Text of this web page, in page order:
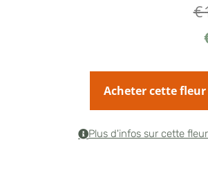
€
Acheter cette fleur
Plus d'infos sur cette